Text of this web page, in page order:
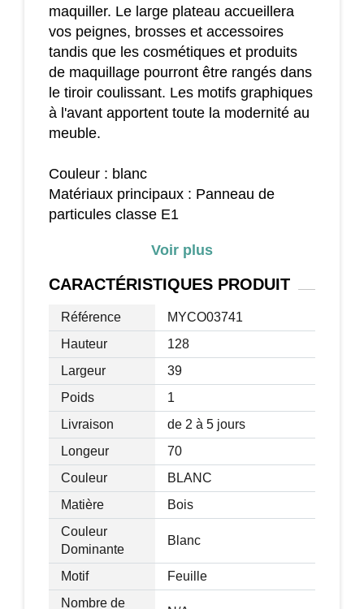
maquiller. Le large plateau accueillera
vos peignes, brosses et accessoires
tandis que les cosmétiques et produits
de maquillage pourront être rangés dans
le tiroir coulissant. Les motifs graphiques
à l'avant apportent toute la modernité au
meuble.
Couleur : blanc
Matériaux principaux : Panneau de
particules classe E1
Dimensions intérieures du tiroir : 53I x
32P x 6H cm
Dim. miroir : Ø 39cm
Hauteur de la coiffeuse : 75cm
Charge max. recommandée : 50 kg
Livraison effectuée en un colis
Voir plus
CARACTÉRISTIQUES PRODUIT
Référence
MYCO03741
Hauteur
128
Largeur
39
Poids
1
Livraison
de 2 à 5 jours
Longeur
70
Couleur
BLANC
Matière
Bois
Couleur
Dominante
Blanc
Motif
Feuille
Nombre de